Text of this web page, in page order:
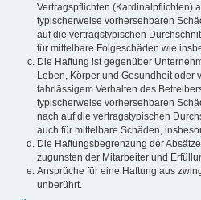
Vertragspflichten (Kardinalpflichten)
typischerweise vorhersehbaren
auf die vertragstypischen
für mittelbare Folgeschäden wie
Die Haftung ist gegenüber
Leben, Körper und Gesundheit oder
fahrlässigem Verhalten des
typischerweise vorhersehbaren
nach auf die vertragstypischen
auch für mittelbare Schäden,
Die Haftungsbegrenzung der
zugunsten der Mitarbeiter und
Ansprüche für eine Haftung aus
unberührt.